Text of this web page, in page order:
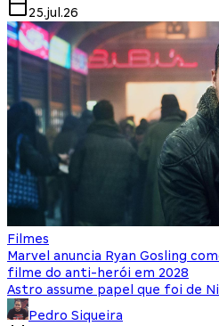
25.jul.26
Filmes
Marvel anuncia Ryan Gosling
filme do anti-herói em 2028
Astro assume papel que foi de
Pedro Siqueira